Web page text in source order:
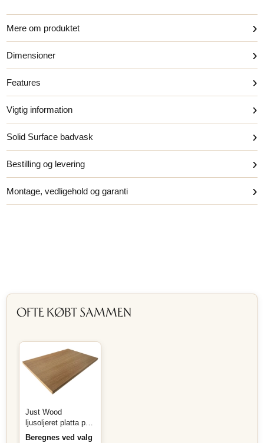
Mere om produktet ›
Dimensioner ›
Features ›
Vigtig information ›
Solid Surface badvask ›
Bestilling og levering ›
Montage, vedligehold og garanti ›
OFTE KØBT SAMMEN
Just Wood
ljusoljeret platta på
mått
Beregnes ved valg